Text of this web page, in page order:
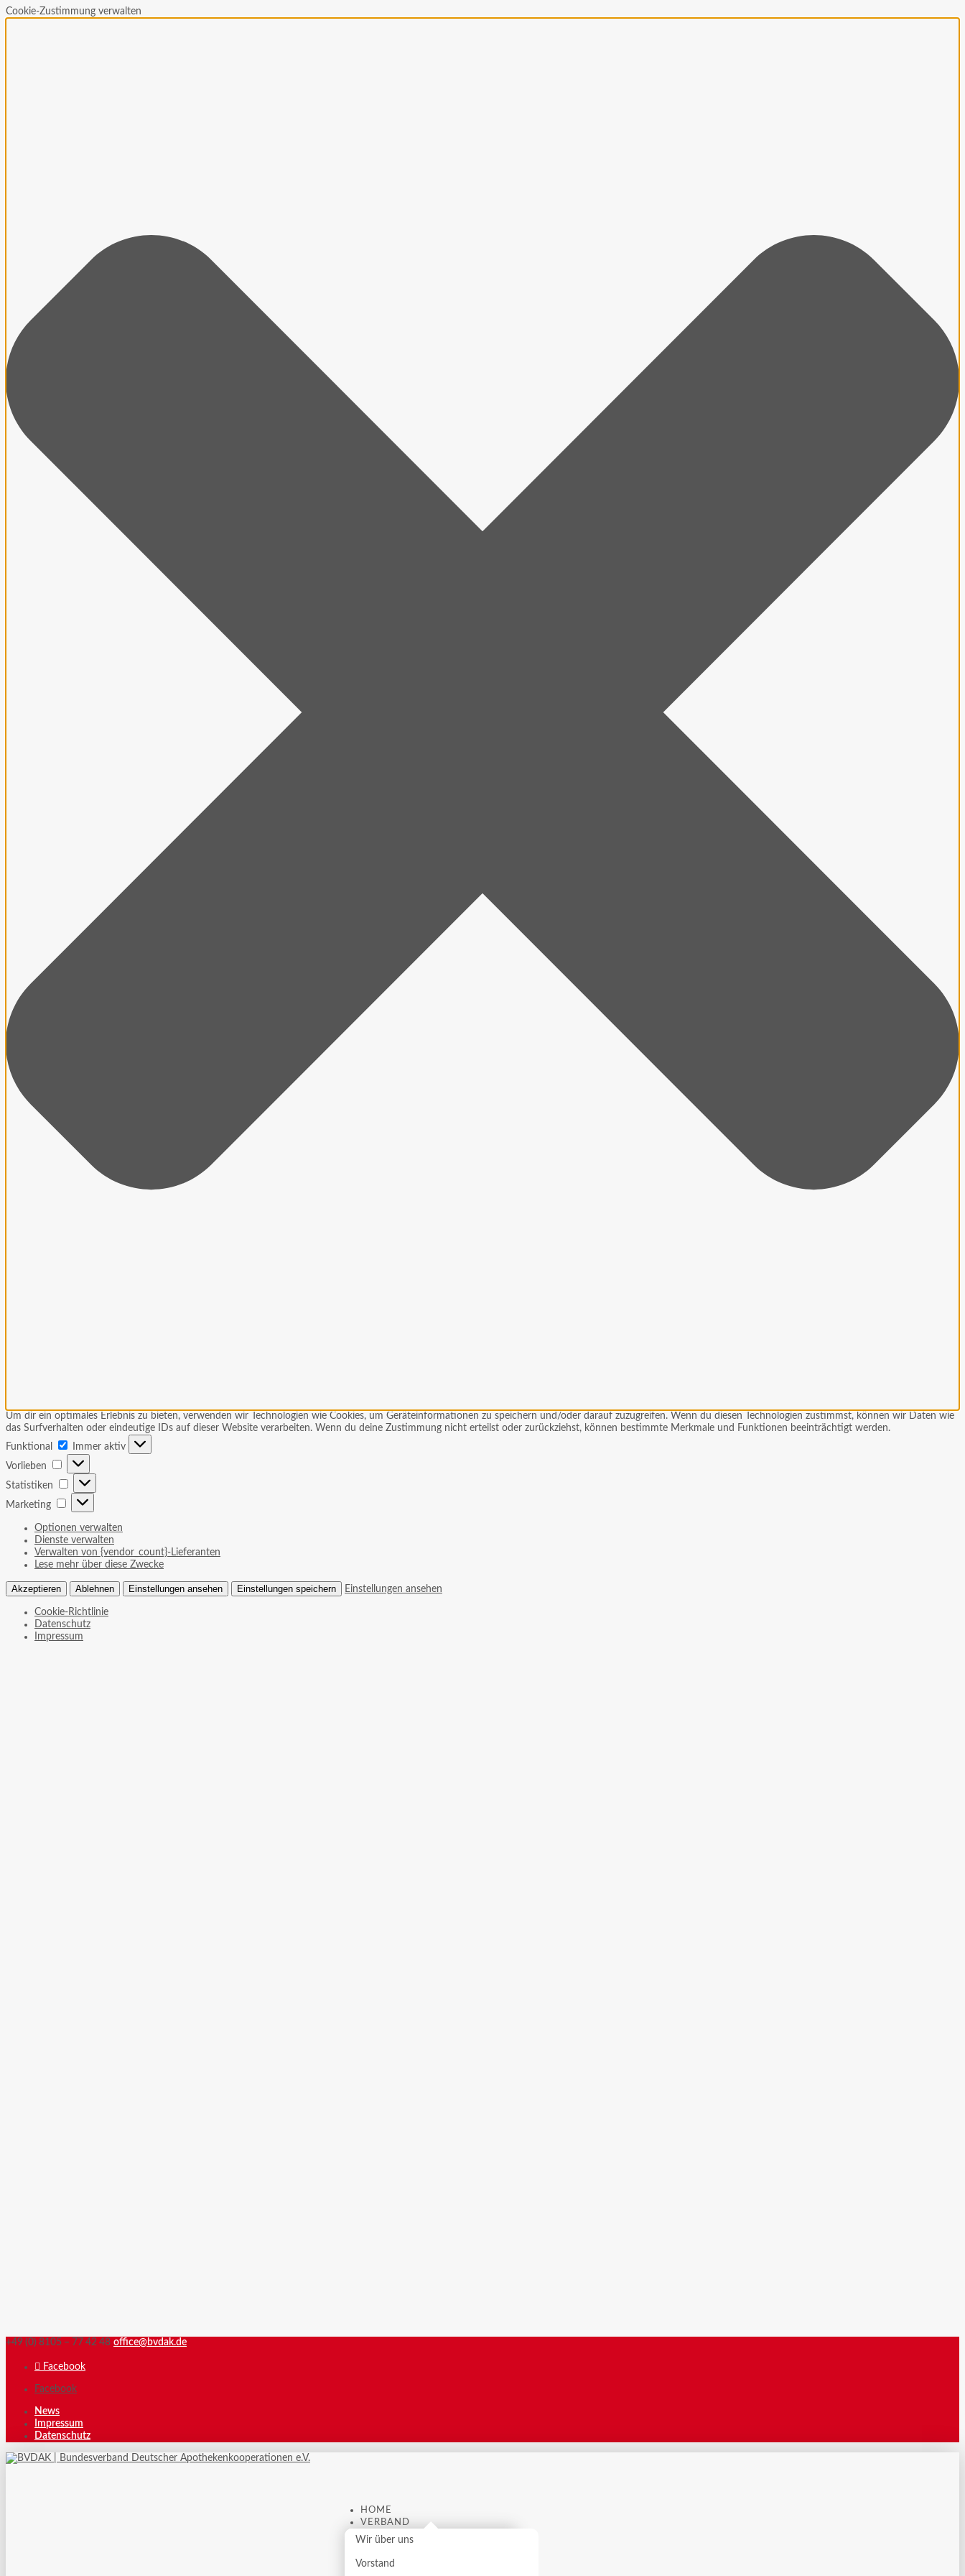
Cookie-Zustimmung verwalten
Um dir ein optimales Erlebnis zu bieten, verwenden wir Technologien wie Cookies, um Geräteinformationen zu speichern und/oder darauf zuzugreifen. Wenn du diesen Technologien zustimmst, können wir Daten wie
das Surfverhalten oder eindeutige IDs auf dieser Website verarbeiten. Wenn du deine Zustimmung nicht erteilst oder zurückziehst, können bestimmte Merkmale und Funktionen beeinträchtigt werden.
Funktional
Immer aktiv
Vorlieben
Vorlieben
Statistiken
Statistiken
Marketing
Marketing
Optionen verwalten
Dienste verwalten
Verwalten von {vendor_count}-Lieferanten
Lese mehr über diese Zwecke
Akzeptieren Ablehnen Einstellungen ansehen Einstellungen speichern Einstellungen ansehen
Cookie-Richtlinie
Datenschutz
Impressum
+49 (0) 8105 – 77 42 48 office@bvdak.de
Facebook
Facebook
News
Impressum
Datenschutz
HOME
VERBAND
Wir über uns
Vorstand